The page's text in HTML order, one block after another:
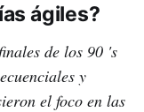
ágiles?
de los 90 's
y
el foco en las